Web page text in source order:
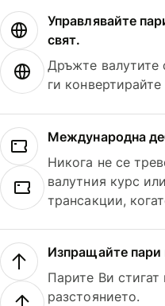
Управлявайте
свят.
Дръжте валутите
ги
Международна
Никога не се
валутния курс
трансакции,
Изпращайте пари
Парите Ви стигат
разстоянието.